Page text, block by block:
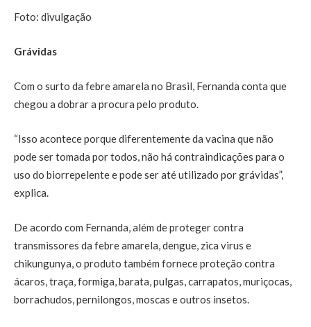
Foto: divulgação
Grávidas
Com o surto da febre amarela no Brasil, Fernanda conta que
chegou a dobrar a procura pelo produto.
“Isso acontece porque diferentemente da vacina que não
pode ser tomada por todos, não há contraindicações para o
uso do biorrepelente e pode ser até utilizado por grávidas”,
explica.
De acordo com Fernanda, além de proteger contra
transmissores da febre amarela, dengue, zica virus e
chikungunya, o produto também fornece proteção contra
ácaros, traça, formiga, barata, pulgas, carrapatos, muriçocas,
borrachudos, pernilongos, moscas e outros insetos.